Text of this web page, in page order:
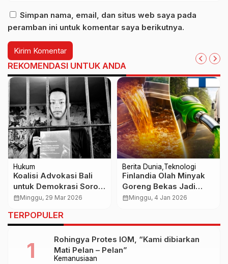
Simpan nama, email, dan situs web saya pada
peramban ini untuk komentar saya berikutnya.
REKOMENDASI UNTUK ANDA
Hukum
Koalisi Advokasi Bali
untuk Demokrasi Soroti
Dugaan Kriminalisasi
Tomy Priatna Wiria
calendar_monthMinggu, 29 Mar 2026
Berita Dunia Teknologi
Finlandia Olah Minyak
Goreng Bekas Jadi
Diesel Terbarukan
calendar_monthMinggu, 4 Jan 2026
TERPOPULER
Kemanusiaan
Rohingya Protes IOM, “Kami dibiarkan
Mati Pelan – Pelan”